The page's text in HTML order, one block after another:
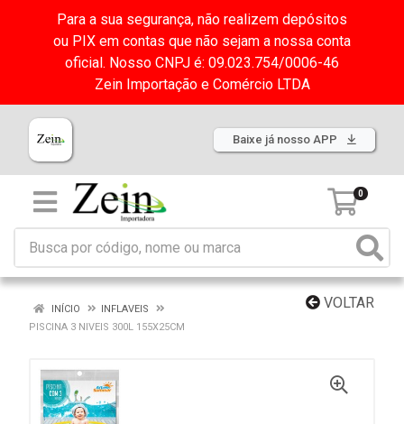
Para a sua segurança, não realizem depósitos
ou PIX em contas que não sejam a nossa conta
oficial. Nosso CNPJ é: 09.023.754/0006-46
Zein Importação e Comércio LTDA
Baixe já nosso APP
0
VOLTAR
INÍCIO
INFLAVEIS
PISCINA 3 NIVEIS 300L 155X25CM